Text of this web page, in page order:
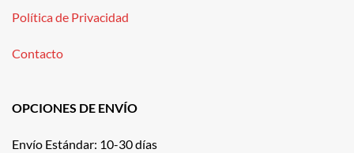
Política de Privacidad
Contacto
OPCIONES DE ENVÍO
Envío Estándar: 10-30 días